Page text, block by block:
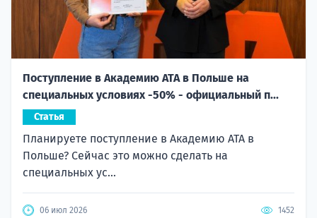
Поступление в Академию ATA в Польше на
специальных условиях -50% - официальный п...
Статья
Планируете поступление в Академию ATA в
Польше? Сейчас это можно сделать на
специальных ус...
06 июл 2026 1452